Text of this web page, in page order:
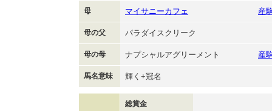
母 マイサニーカフェ 産
母の父 パラダイスクリーク
母の母 ナプシャルアグリーメント 産
馬名意味 輝く+冠名
総賞金